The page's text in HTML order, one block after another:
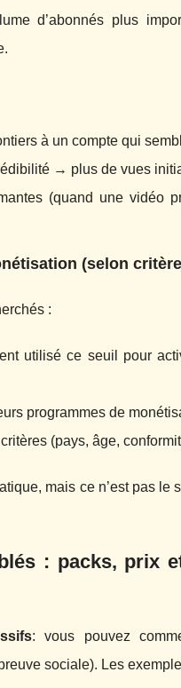
d’abonnés plus
à un compte qui
→ plus de vues
(quand une vidéo
(selon
:
utilisé ce seuil pour
programmes de
(pays, âge,
mais ce n’est pas le
: packs, prix
: vous pouvez
sociale). Les